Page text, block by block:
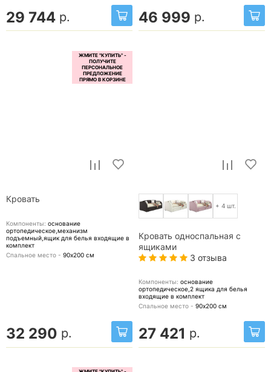
29 744 р. 46 999 р.
Кровать
Компоненты: основание
ортопедическое,механизм
подъемный,ящик для белья входящие в
комплект
Спальное место - 90х200 см
32 290 р.
+ 4 шт.
Кровать односпальная с
ящиками
3 отзыва
Компоненты: основание
ортопедическое,2 ящика для белья
входящие в комплект
Спальное место - 90х200 см
27 421 р.